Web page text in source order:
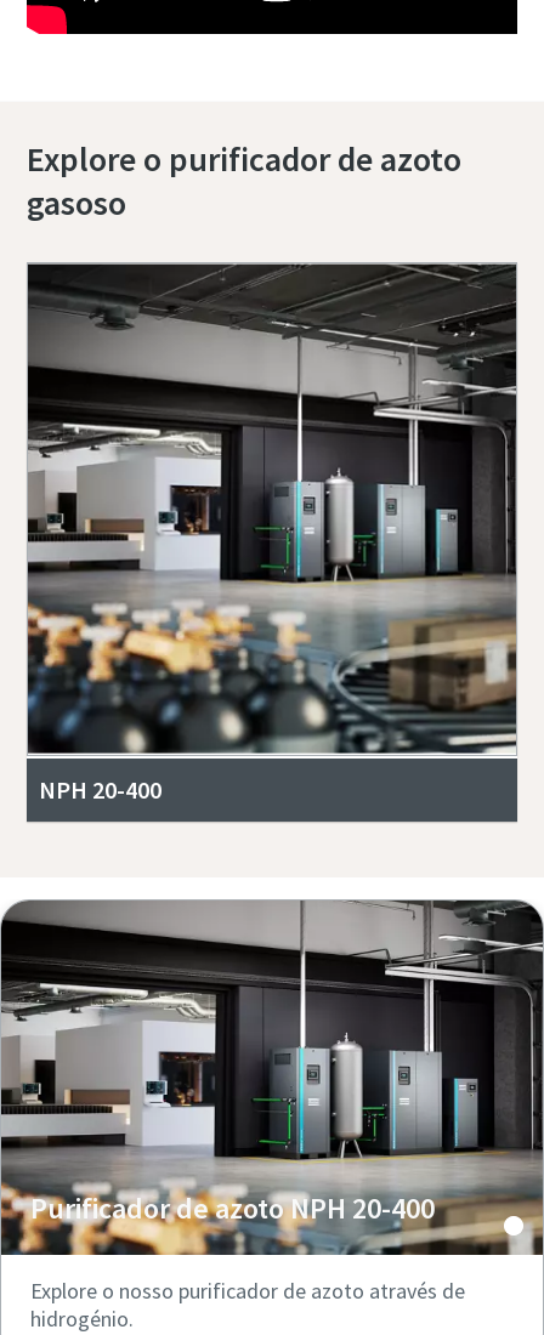
Explore o purificador de azoto
gasoso
NPH 20-400
Purificador de azoto NPH 20-400
Explore o nosso purificador de azoto através de
hidrogénio.